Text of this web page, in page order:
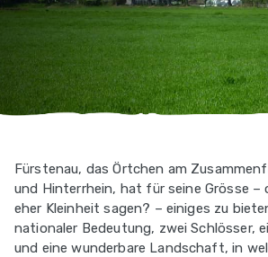
Fürstenau, das Örtchen am
und Hinterrhein, hat für seine Grösse –
eher Kleinheit sagen? – einiges zu
nationaler Bedeutung, zwei Schlösser,
und eine wunderbare Landschaft, in